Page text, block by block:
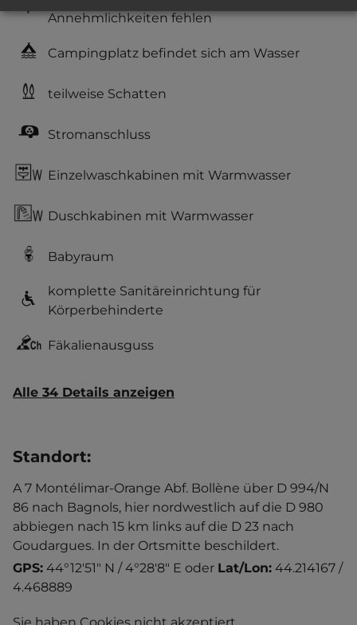
Annehmlichkeiten fehlen
Campingplatz befindet sich am Wasser
teilweise Schatten
Stromanschluss
Einzelwaschkabinen mit Warmwasser
Duschkabinen mit Warmwasser
Babyraum
komplette Sanitäreinrichtung für
Körperbehinderte
Fäkalienausguss
Alle 34 Details anzeigen
Standort:
A 7 Montélimar-Orange Abf. Bollène über D 994/N
86 nach Bagnols, hier nordwestlich auf die D 980
abbiegen nach 15 km links auf die D 23 nach
Goudargues. In der Ortsmitte beschildert.
GPS: 44°12'51" N / 4°28'8" E oder Lat/Lon: 44.214167 /
4.468889